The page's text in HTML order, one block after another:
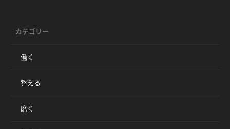
カテゴリー
働く
整える
磨く